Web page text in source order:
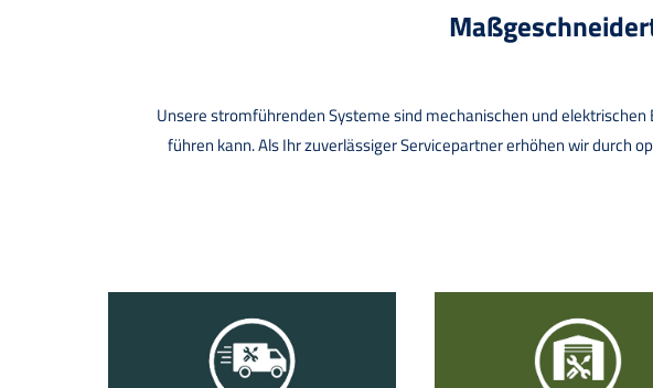
Unsere stromführenden Systeme sind mechanischen und
führen kann. Als Ihr zuverlässiger Servicepartner erhöhen wir durch